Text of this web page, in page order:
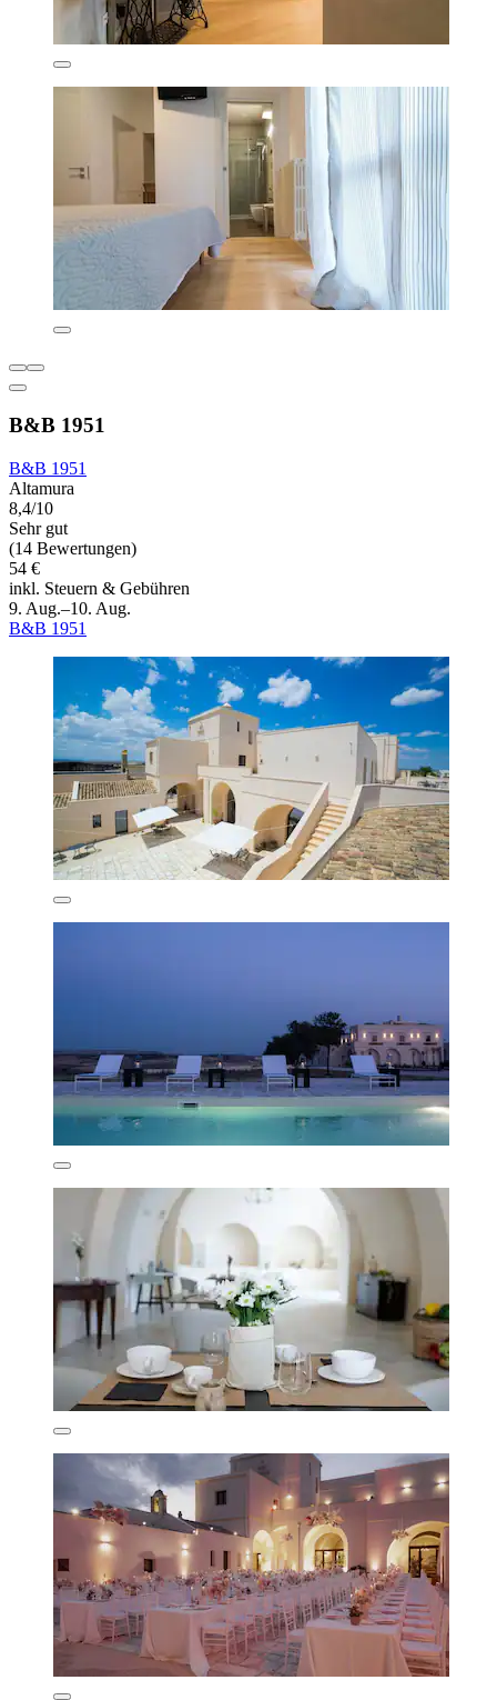
B&B 1951
B&B 1951
Altamura
8,4/10
Sehr gut
(14 Bewertungen)
54 €
inkl. Steuern & Gebühren
9. Aug.–10. Aug.
B&B 1951